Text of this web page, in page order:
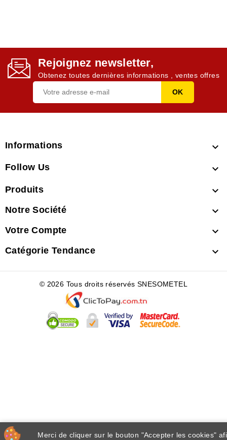
Rejoignez newsletter,
Obtenez toutes dernières informations , ventes offres
Informations 
Follow Us 
Produits 
Notre Société 
Votre Compte 
Catégorie Tendance 
Merci de cliquer sur le bouton "Accepter les cookies"
© 2026 Tous droits réservés SNESOMETEL